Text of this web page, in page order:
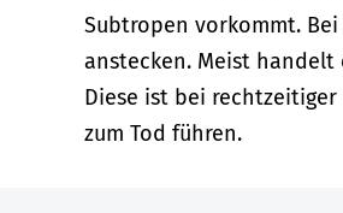
Subtropen vorkommt.
anstecken. Meist handelt
Diese ist bei
zum Tod führen.